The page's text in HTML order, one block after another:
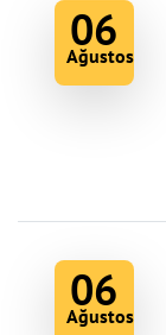
06
Ağustos
06
Ağustos